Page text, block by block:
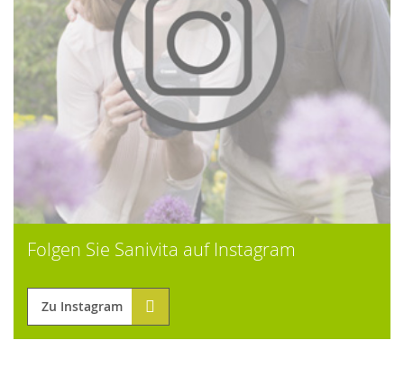
Folgen Sie Sanivita auf Instagram
Zu Instagram